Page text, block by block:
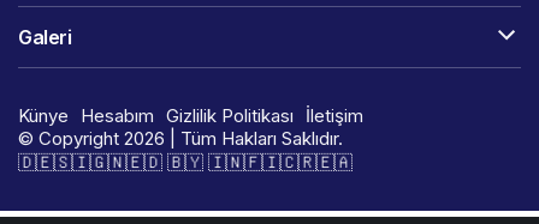
Galeri
Künye Hesabım Gizlilik Politikası
İletişim
© Copyright 2026 | Tüm Hakları Saklıdır.
🇩​​​​​🇪​​​​​🇸​​​​​🇮​​​​​🇬​​​​​🇳​​​​​🇪​​​​​🇩​​​​​ 🇧​​​​​🇾​​​​​ 🇮​​​​​🇳​​​​​🇫​​​​​🇮​​​​​🇨​​​​​🇷​​​​​🇪​​​​​🇦​​​​​​​​​​